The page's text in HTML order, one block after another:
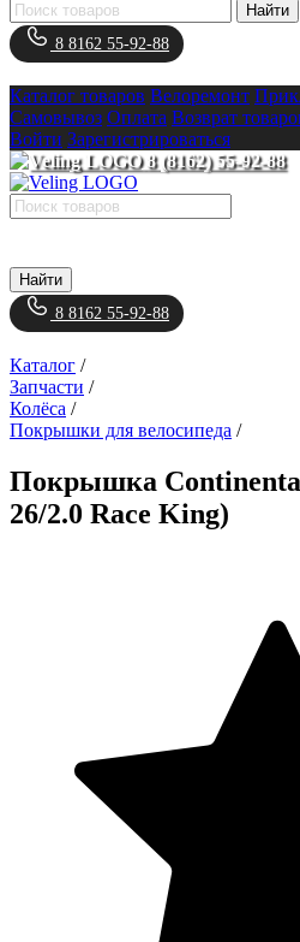
Найти
8 8162 55-92-88
Каталог товаров Велоремонт
Самовывоз Оплата Возврат
Войти Зарегистрироваться
8 (8162) 55-92-88
Найти
8 8162 55-92-88
Каталог /
Запчасти /
Колёса /
Покрышки для велосипеда /
Покрышка
26/2.0 Race King)